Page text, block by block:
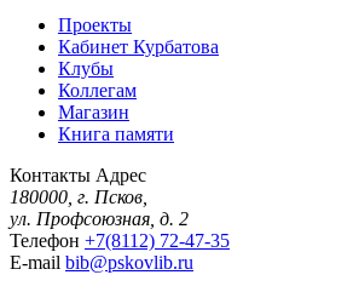
Проекты
Кабинет Курбатова
Клубы
Коллегам
Магазин
Книга памяти
Контакты Адрес
180000, г. Псков,
ул. Профсоюзная, д. 2
Телефон +7(8112) 72-47-35
E-mail bib@pskovlib.ru